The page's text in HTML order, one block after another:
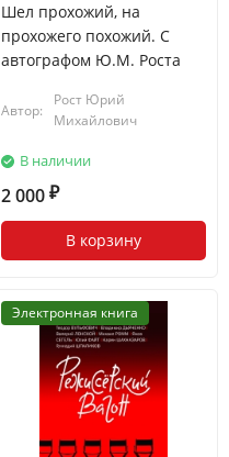
Шел прохожий, на
прохожего похожий. С
автографом Ю.М. Роста
Автор:
Рост Юрий
Михайлович
В наличии
2 000 ₽
В корзину
Электронная книга